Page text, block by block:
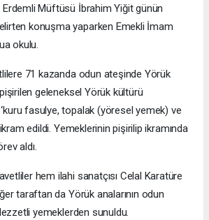
Erdemli Müftüsü İbrahim Yiğit günün
konuşma yaparken Emekli İmam
okulu.
71 kazanda odun ateşinde Yörük
pişirilen geleneksel Yörük kültürü
fasulye, topalak (yöresel yemek) ve
ikram edildi. Yemeklerinin pişirilip ikramında
aldı.
hem ilahi sanatçısı Celal Karatüre
taraftan da Yörük analarının odun
yemeklerden sunuldu.